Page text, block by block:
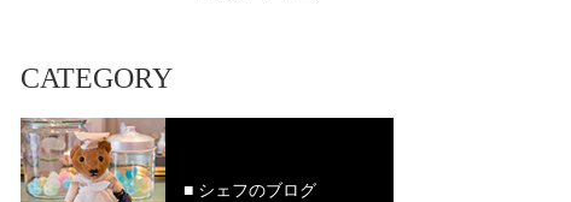
CATEGORY
■ シェフのブログ